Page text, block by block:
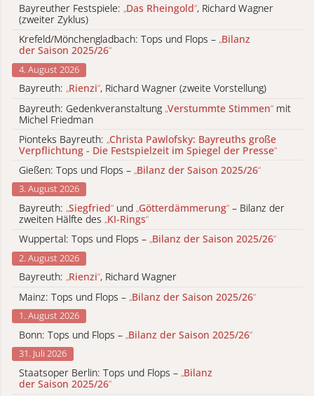
Bayreuther Festspiele: „Das Rheingold“, Richard Wagner
(zweiter Zyklus)
Krefeld/Mönchengladbach: Tops und Flops – „Bilanz
der Saison 2025/26“
4. August 2026
Bayreuth: „Rienzi“, Richard Wagner (zweite Vorstellung)
Bayreuth: Gedenkveranstaltung „Verstummte Stimmen“ mit
Michel Friedman
Pionteks Bayreuth: „Christa Pawlofsky: Bayreuths große
Verpflichtung - Die Festspielzeit im Spiegel der Presse“
Gießen: Tops und Flops – „Bilanz der Saison 2025/26“
3. August 2026
Bayreuth: „Siegfried“ und „Götterdämmerung“ – Bilanz der
zweiten Hälfte des „KI-Rings“
Wuppertal: Tops und Flops – „Bilanz der Saison 2025/26“
2. August 2026
Bayreuth: „Rienzi“, Richard Wagner
Mainz: Tops und Flops – „Bilanz der Saison 2025/26“
1. August 2026
Bonn: Tops und Flops – „Bilanz der Saison 2025/26“
31. Juli 2026
Staatsoper Berlin: Tops und Flops – „Bilanz
der Saison 2025/26“